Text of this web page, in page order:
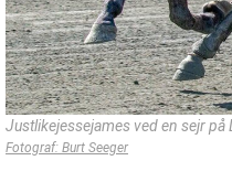
Justlikejessejames ved en sejr på
Fotograf: Burt Seeger